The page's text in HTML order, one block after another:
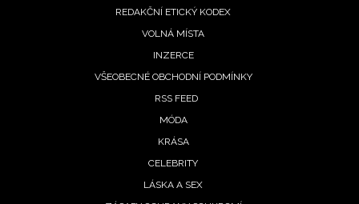
REDAKČNÍ ETICKÝ KODEX
VOLNÁ MÍSTA
INZERCE
VŠEOBECNÉ OBCHODNÍ PODMÍNKY
RSS FEED
MÓDA
KRÁSA
CELEBRITY
LÁSKA A SEX